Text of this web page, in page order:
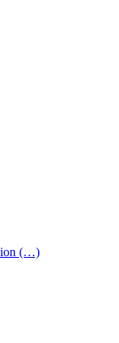
(…)